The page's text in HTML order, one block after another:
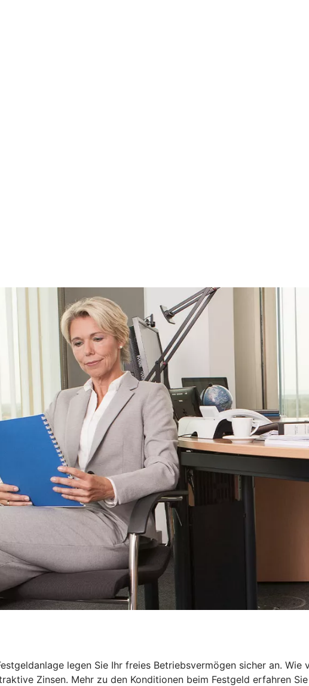
legen Sie Ihr freies Betriebsvermögen sicher an.
Zinsen. Mehr zu den Konditionen beim Festgeld erfahren Sie